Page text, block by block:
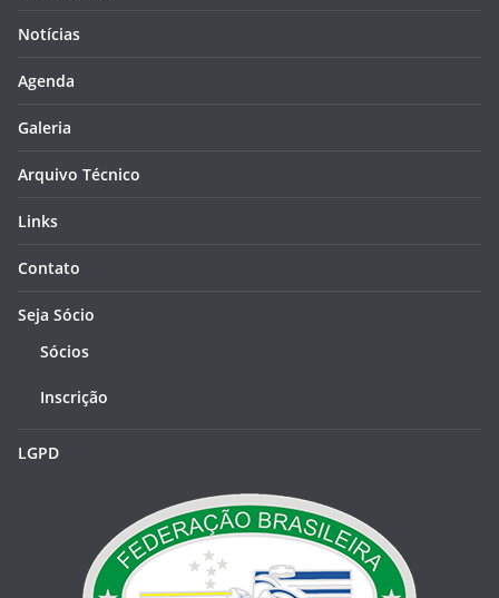
Notícias
Agenda
Galeria
Arquivo Técnico
Links
Contato
Seja Sócio
Sócios
Inscrição
LGPD